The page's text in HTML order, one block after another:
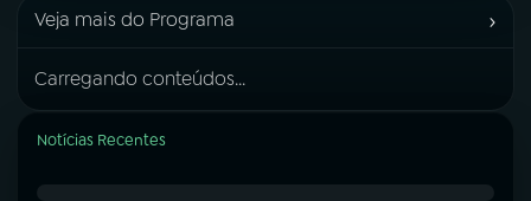
Veja mais do Programa ›
Carregando conteúdos...
Notícias Recentes